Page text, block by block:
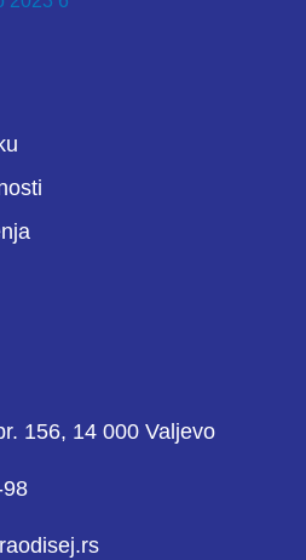
156, 14 000 Valjevo